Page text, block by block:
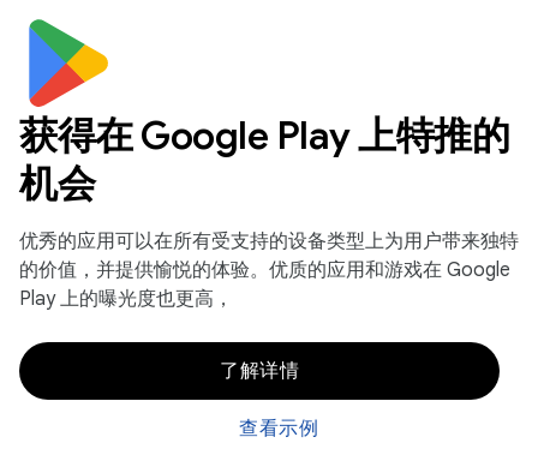
获得在 Google Play 上特推的
机会
优秀的应用可以在所有受支持的设备类型上为用户带来独特
的价值，并提供愉悦的体验。优质的应用和游戏在 Google
Play 上的曝光度也更高，
了解详情
查看示例